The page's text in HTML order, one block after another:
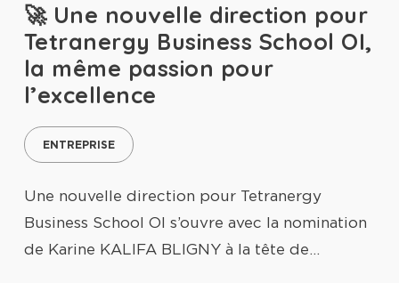
🚀 Une nouvelle direction pour
Tetranergy Business School OI,
la même passion pour
l’excellence
ENTREPRISE
Une nouvelle direction pour Tetranergy
Business School OI s’ouvre avec la nomination
de Karine KALIFA BLIGNY à la tête de…